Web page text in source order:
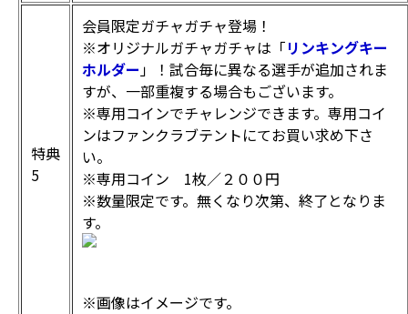
特典
5
会員限定ガチャガチャ登場！
※オリジナルガチャガチャは「リンキングキー
ホルダー」！試合毎に異なる選手が追加されま
すが、一部重複する場合もございます。
※専用コインでチャレンジできます。専用コイ
ンはファンクラブテントにてお買い求め下さ
い。
※専用コイン 1枚／２００円
※数量限定です。無くなり次第、終了となりま
す。
※画像はイメージです。